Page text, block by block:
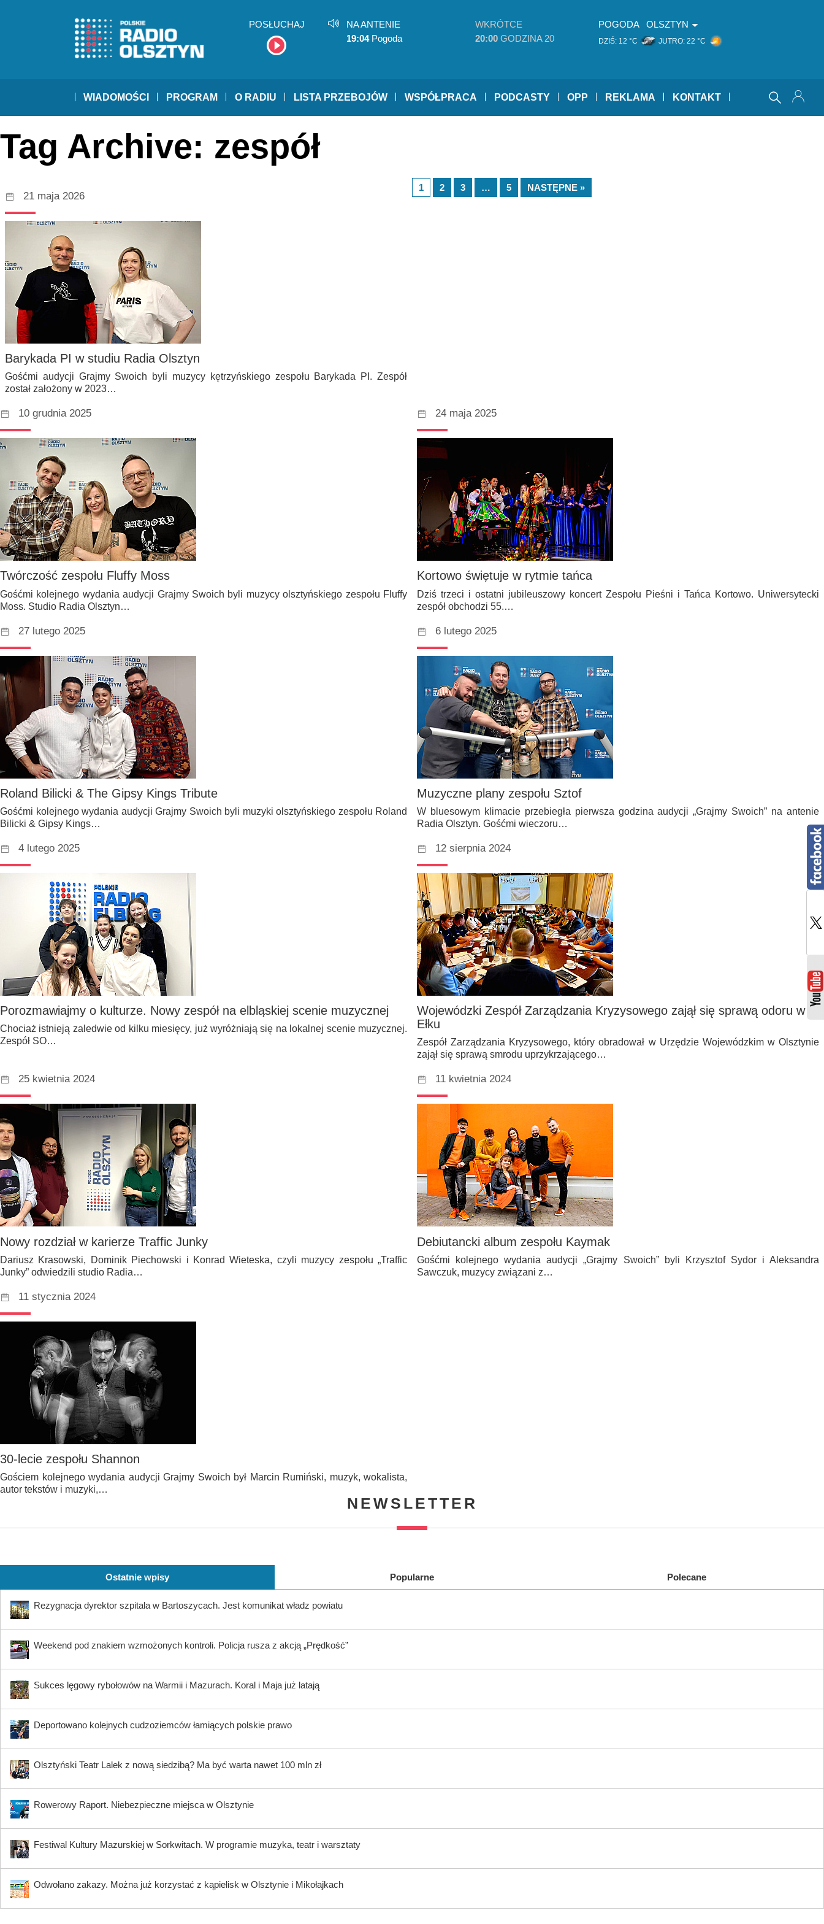
POSŁUCHAJ
NA ANTENIE
19:04Pogoda
WKRÓTCE
20:00 GODZINA 20
POGODA OLSZTYN
DZIŚ: 12 °C JUTRO: 22 °C
WIADOMOŚCI PROGRAM O RADIU LISTA PRZEBOJÓW WSPÓŁPRACA PODCASTY OPP REKLAMA KONTAKT
Tag Archive: zespół
21 maja 2026
Barykada PI w studiu Radia Olsztyn
Gośćmi audycji Grajmy Swoich byli muzycy kętrzyńskiego zespołu Barykada PI. Zespół
został założony w 2023…
10 grudnia 2025
Twórczość zespołu Fluffy Moss
Gośćmi kolejnego wydania audycji Grajmy Swoich byli muzycy olsztyńskiego zespołu Fluffy
Moss. Studio Radia Olsztyn…
24 maja 2025
Kortowo świętuje w rytmie tańca
Dziś trzeci i ostatni jubileuszowy koncert Zespołu Pieśni i Tańca Kortowo. Uniwersytecki
zespół obchodzi 55.…
27 lutego 2025
Roland Bilicki & The Gipsy Kings Tribute
Gośćmi kolejnego wydania audycji Grajmy Swoich byli muzyki olsztyńskiego zespołu Roland
Bilicki & Gipsy Kings…
6 lutego 2025
Muzyczne plany zespołu Sztof
W bluesowym klimacie przebiegła pierwsza godzina audycji „Grajmy Swoich” na antenie
Radia Olsztyn. Gośćmi wieczoru…
4 lutego 2025
Porozmawiajmy o kulturze. Nowy zespół na elbląskiej scenie muzycznej
Chociaż istnieją zaledwie od kilku miesięcy, już wyróżniają się na lokalnej scenie muzycznej.
Zespół SO…
12 sierpnia 2024
Wojewódzki Zespół Zarządzania Kryzysowego zajął się sprawą odoru w
Ełku
Zespół Zarządzania Kryzysowego, który obradował w Urzędzie Wojewódzkim w Olsztynie
zajął się sprawą smrodu uprzykrzającego…
25 kwietnia 2024
Nowy rozdział w karierze Traffic Junky
Dariusz Krasowski, Dominik Piechowski i Konrad Wieteska, czyli muzycy zespołu „Traffic
Junky” odwiedzili studio Radia…
11 kwietnia 2024
Debiutancki album zespołu Kaymak
Gośćmi kolejnego wydania audycji „Grajmy Swoich” byli Krzysztof Sydor i Aleksandra
Sawczuk, muzycy związani z…
11 stycznia 2024
30-lecie zespołu Shannon
Gościem kolejnego wydania audycji Grajmy Swoich był Marcin Rumiński, muzyk, wokalista,
autor tekstów i muzyki,…
1 2 3 … 5 NASTĘPNE »
NEWSLETTER
Ostatnie wpisy Popularne Polecane
Rezygnacja dyrektor szpitala w Bartoszycach. Jest komunikat władz powiatu
Weekend pod znakiem wzmożonych kontroli. Policja rusza z akcją „Prędkość”
Sukces lęgowy rybołowów na Warmii i Mazurach. Koral i Maja już latają
Deportowano kolejnych cudzoziemców łamiących polskie prawo
Olsztyński Teatr Lalek z nową siedzibą? Ma być warta nawet 100 mln zł
Rowerowy Raport. Niebezpieczne miejsca w Olsztynie
Festiwal Kultury Mazurskiej w Sorkwitach. W programie muzyka, teatr i warsztaty
Odwołano zakazy. Można już korzystać z kąpielisk w Olsztynie i Mikołajkach